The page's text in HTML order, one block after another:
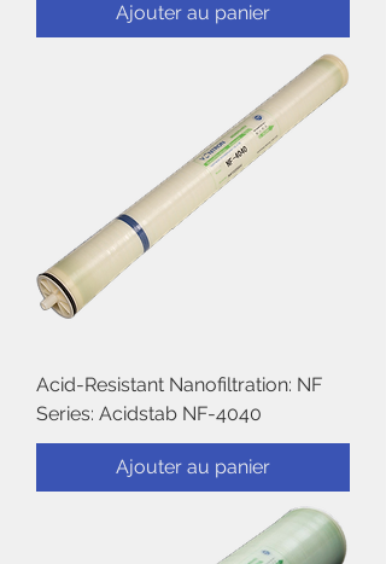
Ajouter au panier
Acid-Resistant Nanofiltration: NF
Series: Acidstab NF-4040
Ajouter au panier